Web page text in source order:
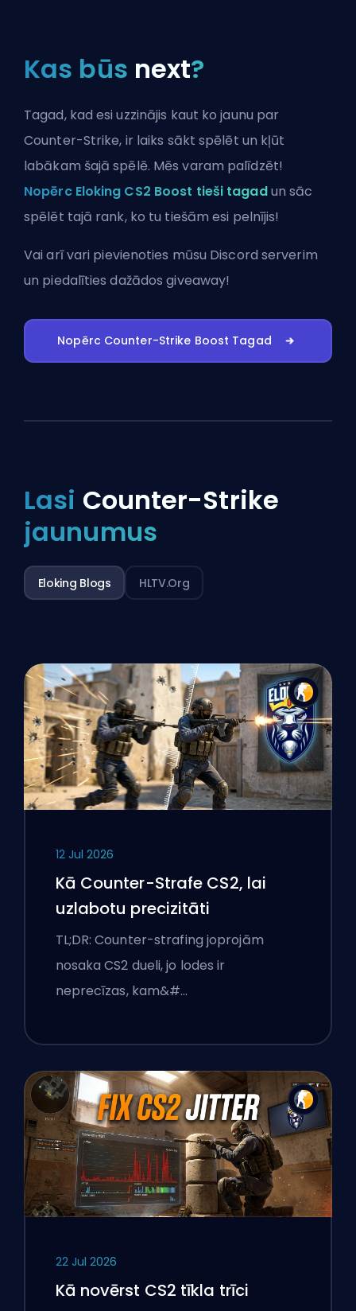
Kas būs next?
Tagad, kad esi uzzinājis kaut ko jaunu par
Counter-Strike, ir laiks sākt spēlēt un kļūt
labākam šajā spēlē. Mēs varam palīdzēt!
Nopērc Eloking CS2 Boost tieši tagadun sāc
spēlēt tajā rank, ko tu tiešām esi pelnījis!
Vai arī vari pievienoties mūsu Discord serverim
un piedalīties dažādos giveaway!
Nopērc Counter-Strike Boost Tagad
Lasi Counter-Strike
jaunumus
Eloking Blogs HLTV.org
12 Jul 2026
Kā Counter-Strafe CS2, lai
uzlabotu precizitāti
TL;DR: Counter-strafing joprojām
nosaka CS2 dueli, jo lodes ir
neprecīzas, kam&#…
22 Jul 2026
Kā novērst CS2 tīkla trīci